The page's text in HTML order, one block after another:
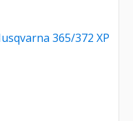
365/372 XP